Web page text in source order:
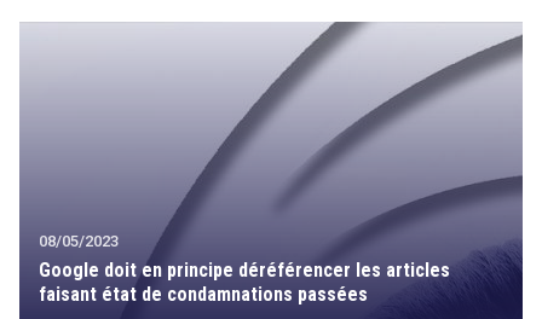
08/05/2023
Google doit en principe déréférencer les articles
faisant état de condamnations passées